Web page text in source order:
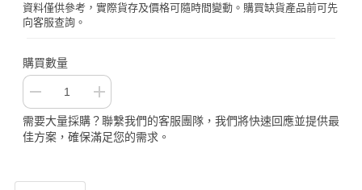
資料僅供參考，實際貨存及價格可隨時間變動。購買缺貨產品前可先
向客服查詢。
購買數量
需要大量採購？聯繫我們的客服團隊，我們將快速回應並提供最
佳方案，確保滿足您的需求。